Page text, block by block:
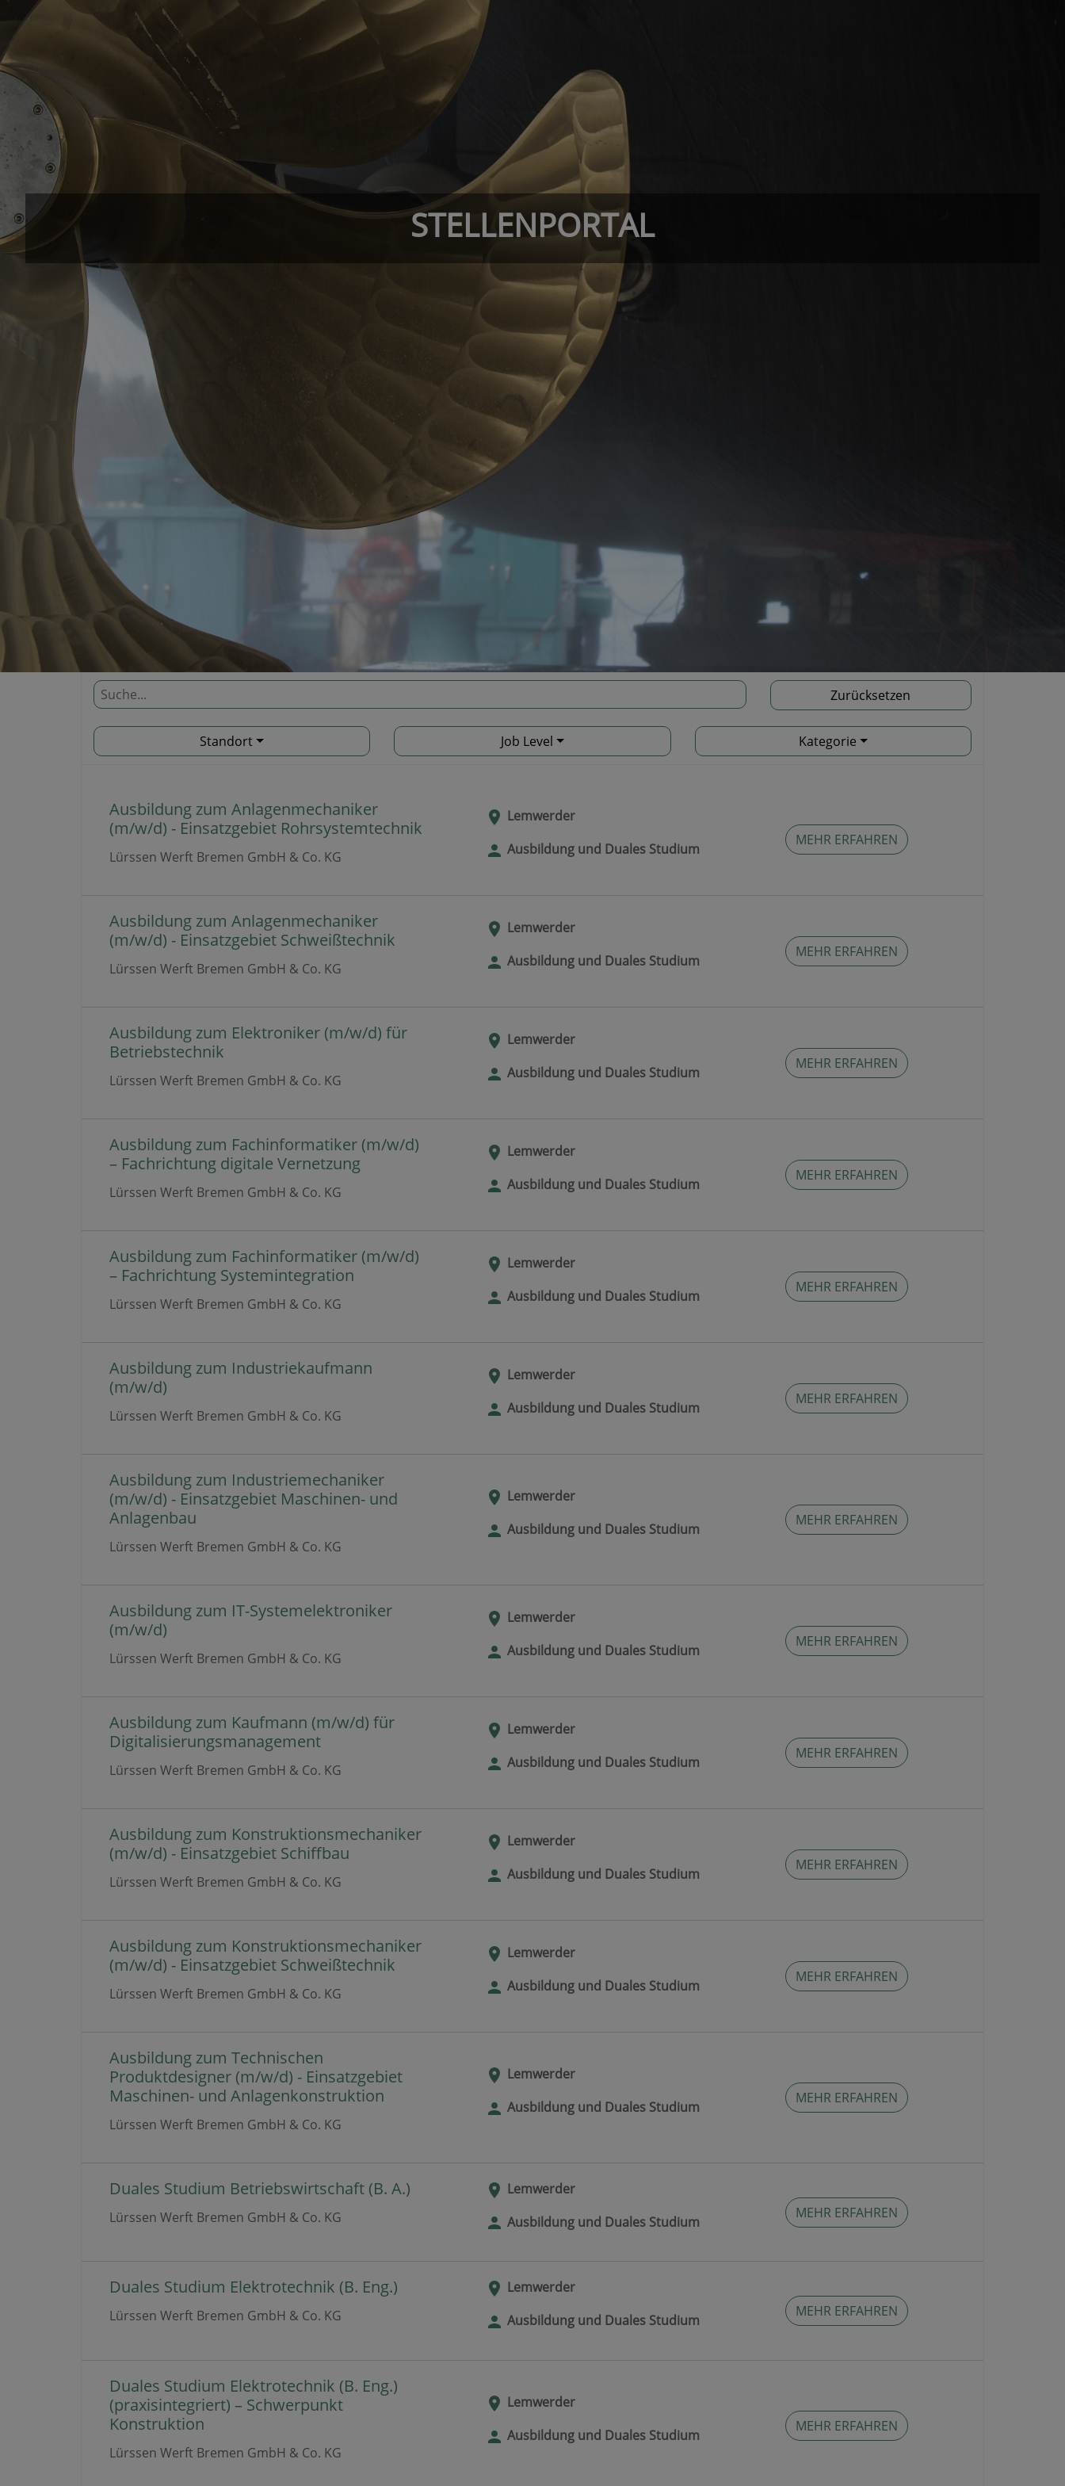
STELLENPORTAL
Standort Job Level Kategorie
Ausbildung zum Anlagenmechaniker
(m/w/d) - Einsatzgebiet Rohrsystemtechnik
Lürssen Werft Bremen GmbH & Co. KG
Lemwerder
Ausbildung und Duales Studium
MEHR ERFAHREN
Ausbildung zum Anlagenmechaniker
(m/w/d) - Einsatzgebiet Schweißtechnik
Lürssen Werft Bremen GmbH & Co. KG
Lemwerder
Ausbildung und Duales Studium
MEHR ERFAHREN
Ausbildung zum Elektroniker (m/w/d) für
Betriebstechnik
Lürssen Werft Bremen GmbH & Co. KG
Lemwerder
Ausbildung und Duales Studium
MEHR ERFAHREN
Ausbildung zum Fachinformatiker (m/w/d)
– Fachrichtung digitale Vernetzung
Lürssen Werft Bremen GmbH & Co. KG
Lemwerder
Ausbildung und Duales Studium
MEHR ERFAHREN
Ausbildung zum Fachinformatiker (m/w/d)
– Fachrichtung Systemintegration
Lürssen Werft Bremen GmbH & Co. KG
Lemwerder
Ausbildung und Duales Studium
MEHR ERFAHREN
Ausbildung zum Industriekaufmann
(m/w/d)
Lürssen Werft Bremen GmbH & Co. KG
Lemwerder
Ausbildung und Duales Studium
MEHR ERFAHREN
Ausbildung zum Industriemechaniker
(m/w/d) - Einsatzgebiet Maschinen- und
Anlagenbau
Lürssen Werft Bremen GmbH & Co. KG
Lemwerder
Ausbildung und Duales Studium
MEHR ERFAHREN
Ausbildung zum IT-Systemelektroniker
(m/w/d)
Lürssen Werft Bremen GmbH & Co. KG
Lemwerder
Ausbildung und Duales Studium
MEHR ERFAHREN
Ausbildung zum Kaufmann (m/w/d) für
Digitalisierungsmanagement
Lürssen Werft Bremen GmbH & Co. KG
Lemwerder
Ausbildung und Duales Studium
MEHR ERFAHREN
Ausbildung zum Konstruktionsmechaniker
(m/w/d) - Einsatzgebiet Schiffbau
Lürssen Werft Bremen GmbH & Co. KG
Lemwerder
Ausbildung und Duales Studium
MEHR ERFAHREN
Ausbildung zum Konstruktionsmechaniker
(m/w/d) - Einsatzgebiet Schweißtechnik
Lürssen Werft Bremen GmbH & Co. KG
Lemwerder
Ausbildung und Duales Studium
MEHR ERFAHREN
Ausbildung zum Technischen
Produktdesigner (m/w/d) - Einsatzgebiet
Maschinen- und Anlagenkonstruktion
Lürssen Werft Bremen GmbH & Co. KG
Lemwerder
Ausbildung und Duales Studium
MEHR ERFAHREN
Duales Studium Betriebswirtschaft (B. A.)
Lürssen Werft Bremen GmbH & Co. KG
Lemwerder
Ausbildung und Duales Studium
MEHR ERFAHREN
Duales Studium Elektrotechnik (B. Eng.)
Lürssen Werft Bremen GmbH & Co. KG
Lemwerder
Ausbildung und Duales Studium
MEHR ERFAHREN
Duales Studium Elektrotechnik (B. Eng.)
(praxisintegriert) – Schwerpunkt
Konstruktion
Lürssen Werft Bremen GmbH & Co. KG
Lemwerder
Ausbildung und Duales Studium
MEHR ERFAHREN